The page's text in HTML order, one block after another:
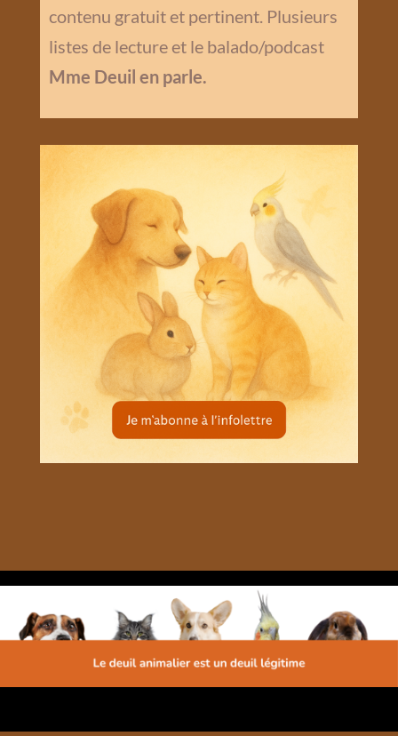
contenu gratuit et pertinent. Plusieurs
listes de lecture et le balado/podcast
Mme Deuil en parle.